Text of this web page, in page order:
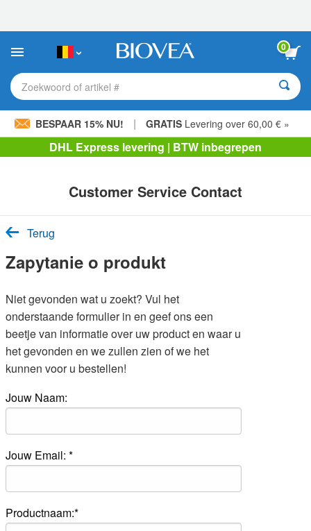
Deze
bevat
toegankelijkheidssysteem.
0
Zoekwoord of artikel #
BESPAAR 15% NU! | GRATIS Levering over 60,00 € »
DHL Express levering | BTW inbegrepen
Customer Service Contact
Terug
Zapytanie o produkt
Niet gevonden wat u zoekt? Vul het
onderstaande formulier in en geef ons een
beetje van informatie over uw product en waar u
het gevonden en we zullen zien of we het
kunnen voor u bestellen!
Jouw Naam:
Jouw Email: *
Productnaam:*